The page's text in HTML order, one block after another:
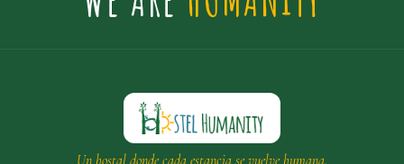
Un hostal donde cada estancia se vuelve humana.